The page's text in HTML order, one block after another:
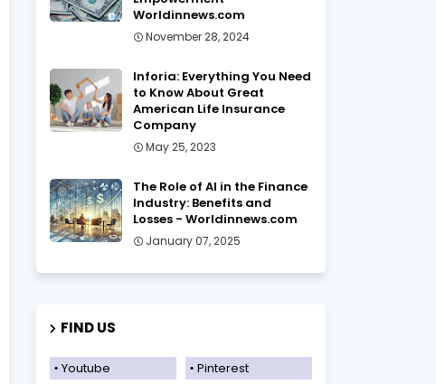
Worldinnews.com
November 28, 2024
Inforia: Everything You Need
to Know About Great
American Life Insurance
Company
May 25, 2023
The Role of AI in the Finance
Industry: Benefits and
Losses - Worldinnews.com
January 07, 2025
FIND US
Youtube
Pinterest